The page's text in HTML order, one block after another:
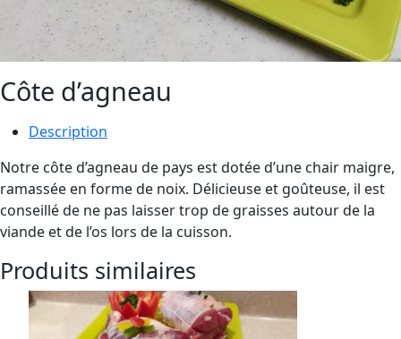
Côte d’agneau
Description
Notre côte d’agneau de pays est dotée d’une chair maigre,
ramassée en forme de noix. Délicieuse et goûteuse, il est
conseillé de ne pas laisser trop de graisses autour de la
viande et de l’os lors de la cuisson.
Produits similaires